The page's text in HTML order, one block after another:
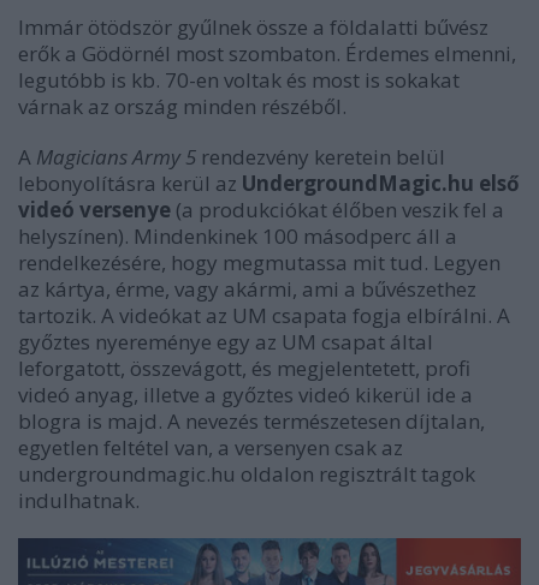
Immár ötödször gyűlnek össze a földalatti bűvész
erők a Gödörnél most szombaton. Érdemes elmenni,
legutóbb is kb. 70-en voltak és most is sokakat
várnak az ország minden részéből.
A Magicians Army 5 rendezvény keretein belül
lebonyolításra kerül az UndergroundMagic.hu első
videó versenye (a produkciókat élőben veszik fel a
helyszínen). Mindenkinek 100 másodperc áll a
rendelkezésére, hogy megmutassa mit tud. Legyen
az kártya, érme, vagy akármi, ami a bűvészethez
tartozik. A videókat az UM csapata fogja elbírálni. A
győztes nyereménye egy az UM csapat által
leforgatott, összevágott, és megjelentetett, profi
videó anyag, illetve a győztes videó kikerül ide a
blogra is majd. A nevezés természetesen díjtalan,
egyetlen feltétel van, a versenyen csak az
undergroundmagic.hu oldalon regisztrált tagok
indulhatnak.